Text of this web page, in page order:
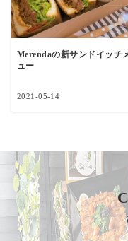
Merendaの新サンドイッチ
ュー
2021-05-14